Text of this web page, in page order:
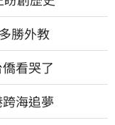
勝外教
看哭了
海追夢